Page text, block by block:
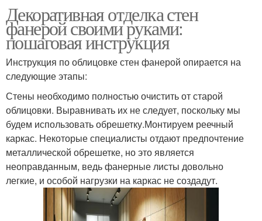
Декоративная отделка стен
фанерой своими руками:
пошаговая инструкция
Инструкция по облицовке стен фанерой опирается на
следующие этапы:
Стены необходимо полностью очистить от старой
облицовки. Выравнивать их не следует, поскольку мы
будем использовать обрешетку.Монтируем реечный
каркас. Некоторые специалисты отдают предпочтение
металлической обрешетке, но это является
неоправданным, ведь фанерные листы довольно
легкие, и особой нагрузки на каркас не создадут.